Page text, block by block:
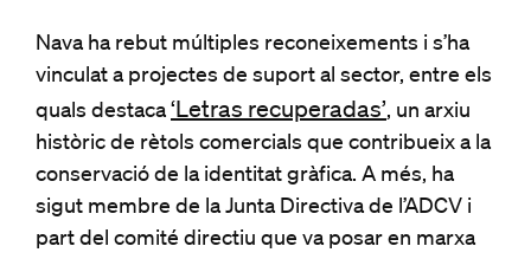
Nava ha rebut múltiples reconeixements i s’ha
vinculat a projectes de suport al sector, entre els
quals destaca ‘Letras recuperadas’, un arxiu
històric de rètols comercials que contribueix a la
conservació de la identitat gràfica. A més, ha
sigut membre de la Junta Directiva de l’ADCV i
part del comité directiu que va posar en marxa